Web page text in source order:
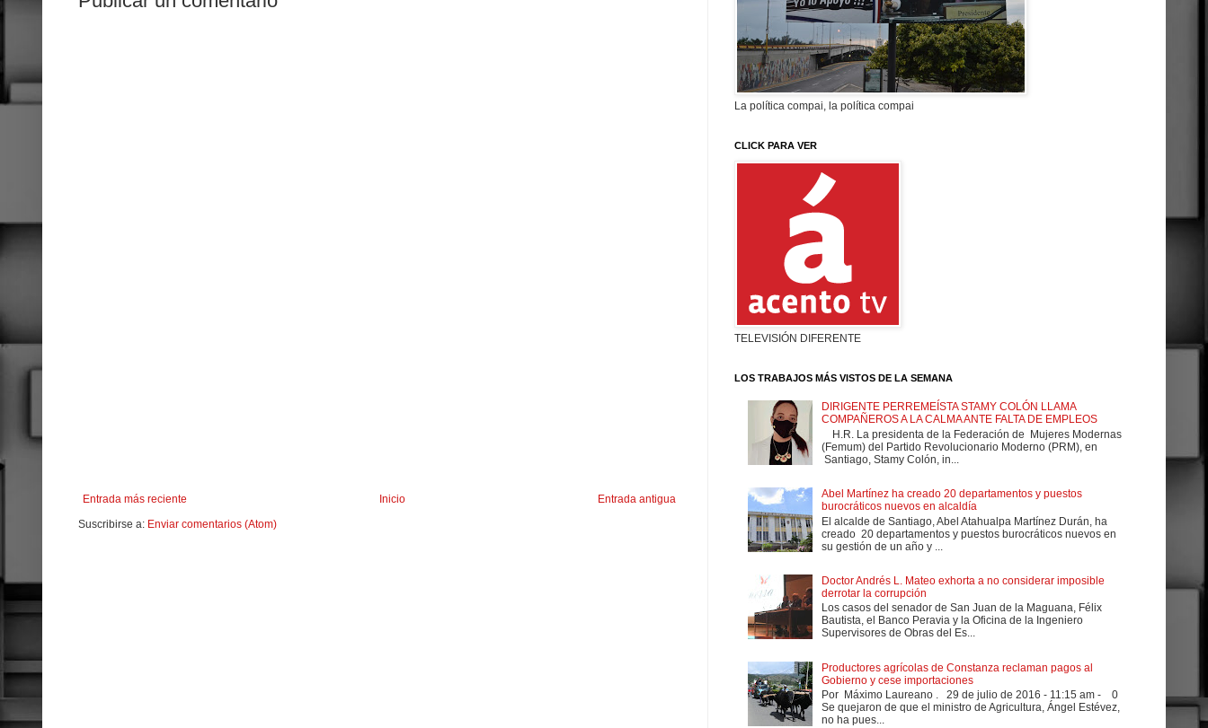
Entrada más reciente Entrada antigua
Inicio
Suscribirse a: Enviar comentarios (Atom)
La política compai, la política compai
CLICK PARA VER
TELEVISIÓN DIFERENTE
LOS TRABAJOS MÁS VISTOS DE LA SEMANA
DIRIGENTE PERREMEÍSTA STAMY COLÓN LLAMA
COMPAÑEROS A LA CALMA ANTE FALTA DE EMPLEOS
H.R. La presidenta de la Federación de Mujeres Modernas
(Femum) del Partido Revolucionario Moderno (PRM), en
Santiago, Stamy Colón, in...
Abel Martínez ha creado 20 departamentos y puestos
burocráticos nuevos en alcaldía
El alcalde de Santiago, Abel Atahualpa Martínez Durán, ha
creado 20 departamentos y puestos burocráticos nuevos en
su gestión de un año y ...
Doctor Andrés L. Mateo exhorta a no considerar imposible
derrotar la corrupción
Los casos del senador de San Juan de la Maguana, Félix
Bautista, el Banco Peravia y la Oficina de la Ingeniero
Supervisores de Obras del Es...
Productores agrícolas de Constanza reclaman pagos al
Gobierno y cese importaciones
Por Máximo Laureano . 29 de julio de 2016 - 11:15 am - 0
Se quejaron de que el ministro de Agricultura, Ángel Estévez,
no ha pues...